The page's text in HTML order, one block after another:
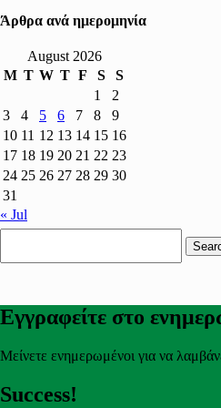
Άρθρα ανά ημερομηνία
August 2026
M T W T F S
S
1
2
3
4 5 6 7 8
9
10 11 12 13 14 15 16
17 18 19 20 21 22 23
24 25 26 27 28 29 30
31
« Jul
Εγγραφείτε στο
Μείνετε ενημερωμένοι για να
Success!